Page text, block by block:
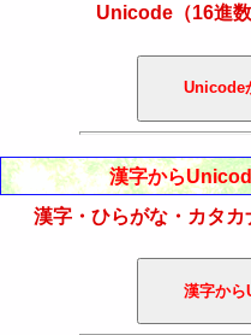
Unicode（16進
漢字から
漢字・ひらがな・カタカ